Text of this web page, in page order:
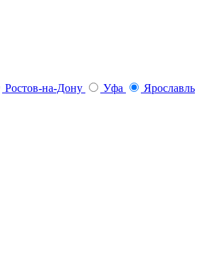
Ростов-на-Дону Уфа Ярославль